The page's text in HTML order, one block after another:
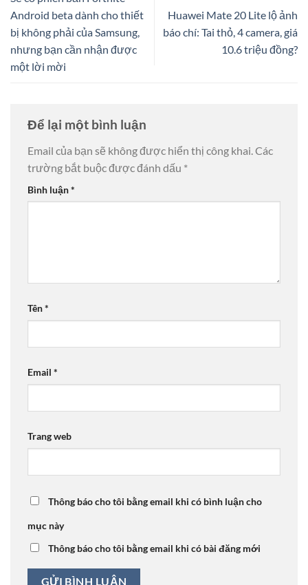
Android beta dành cho thiết
bị không phải của Samsung,
nhưng bạn cần nhận được
một lời mời
Huawei Mate 20 Lite lộ ảnh
báo chí: Tai thỏ, 4 camera, giá
10.6 triệu đồng?
Để lại một bình luận
Email của bạn sẽ không được hiển thị công khai. Các
trường bắt buộc được đánh dấu *
Bình luận*
Tên*
Email *
Trang web
Thông báo cho tôi bằng email khi có bình luận cho
mục này
Thông báo cho tôi bằng email khi có bài đăng mới